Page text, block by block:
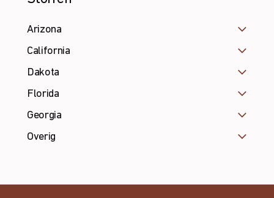
Arizona
California
Dakota
Florida
Georgia
Overig